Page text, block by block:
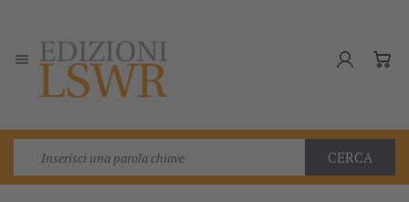

CERCA